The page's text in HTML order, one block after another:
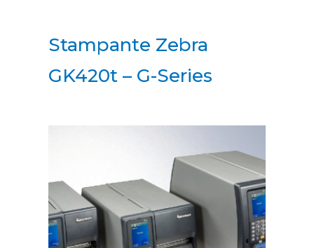
Stampante Zebra
GK420t – G-Series